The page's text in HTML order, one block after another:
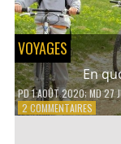
VOYAGES
En
PD1 AOÛT 2020; MD 27
2 COMMENTAIRESSUR